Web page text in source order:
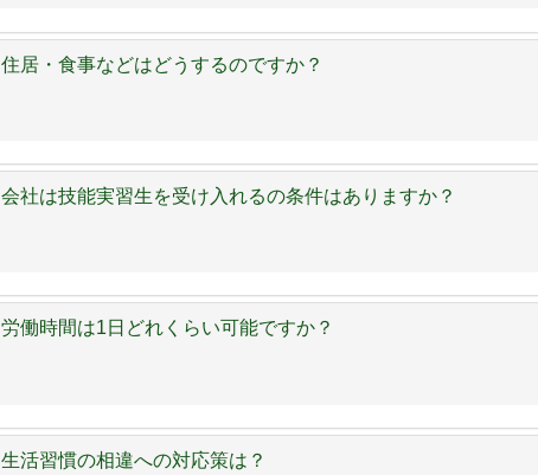
住居・食事などはどうするのですか？
会社は技能実習生を受け入れるの条件はありますか？
労働時間は1日どれくらい可能ですか？
生活習慣の相違への対応策は？